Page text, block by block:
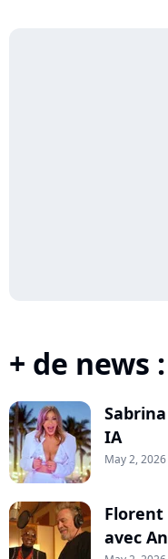
+ de news :
IA
May 2, 2026
Florent
avec